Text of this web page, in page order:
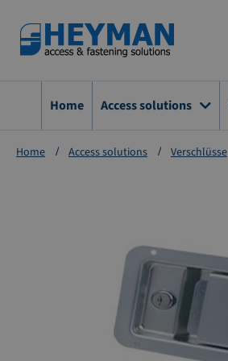
Zum
springen
Home Access solutions
Home Access solutions Verschlüsse
Bildgalerie
springen